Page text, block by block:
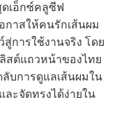
อ็กซ์คลูซีฟ
กาสให้คนรักเส้นผม
การใช้งานจริง โดย
สต์แถวหน้าของไทย
บการดูแลเส้นผมใน
ละจัดทรงได้ง่ายใน